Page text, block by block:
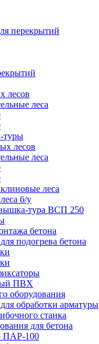
перекрытий
лесов
леса
туры
лесов
леса
леса
б/у
тура ВСП 250
бетона
подогрева бетона
ПВХ
оборудования
обработки арматуры
станка
для бетона
ПАР-100